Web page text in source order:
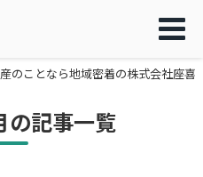
のことなら地域密着の株式会社座喜
の記事一覧